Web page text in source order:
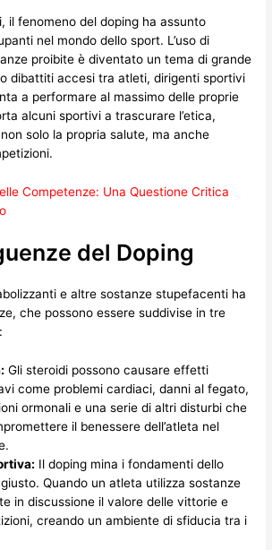
il fenomeno del doping ha assunto
nel mondo dello sport. L’uso di
proibite è diventato un tema di grande
dibattiti accesi tra atleti, dirigenti sportivi
a performare al massimo delle proprie
alcuni sportivi a trascurare l’etica,
solo la propria salute, ma anche
Competenze: Una Questione Critica
del Doping
e altre sostanze stupefacenti ha
che possono essere suddivise in tre
Gli steroidi possono causare effetti
come problemi cardiaci, danni al fegato,
ormonali e una serie di altri disturbi che
il benessere dell’atleta nel
Il doping mina i fondamenti dello
Quando un atleta utilizza sostanze
in discussione il valore delle vittorie e
creando un ambiente di sfiducia tra i